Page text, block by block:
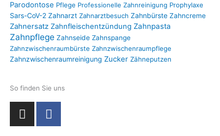
Parodontose Pflege Professionelle Zahnreinigung Prophylaxe
Sars-CoV-2 Zahnarzt Zahnarztbesuch Zahnbürste Zahncreme
Zahnersatz Zahnfleischentzündung Zahnpasta
Zahnpflege Zahnseide Zahnspange
Zahnzwischenraumbürste Zahnzwischenraumpflege
Zahnzwischenraumreinigung Zucker Zähneputzen
So finden Sie uns
I
n
F
a